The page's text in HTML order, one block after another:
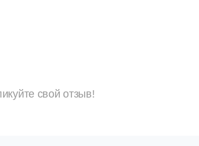
свой отзыв!